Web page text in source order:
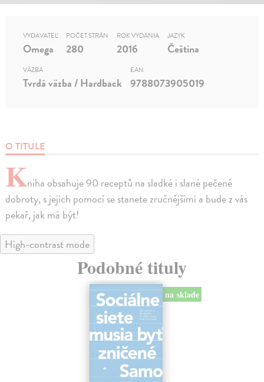
O TITULE
Kniha obsahuje 90 receptů na sladké i slané pečené
dobroty, s jejich pomocí se stanete zručnějšími a bude z vás
pekař, jak má být!
VYDAVATEĽ
Omega
POČET STRÁN
280
ROK VYDANIA
2016
JAZYK
Čeština
VÄZBA
Tvrdá väzba / Hardback
EAN
9788073905019
High-contrast mode
Podobné tituly
na sklade